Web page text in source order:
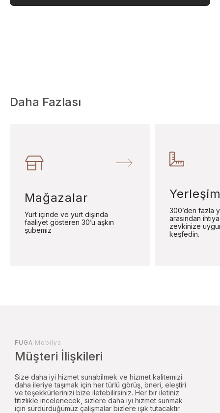
Daha Fazlası
Mağazalar
Yurt içinde ve yurt dışında
faaliyet gösteren 30’u aşkın
şubemiz
300’den fazla
arasından
zevkinize
keşfedin.
FUGA Mobilya
Müşteri İlişkileri
Size daha iyi hizmet sunabilmek ve hizmet kalitemizi
daha ileriye taşımak için her türlü görüş, öneri, eleştiri
ve teşekkürlerinizi bize iletebilirsiniz. Her bir iletiniz
titizlikle incelenecek, sizlere daha iyi hizmet sunmak
için sürdürdüğümüz çalışmalar bizlere ışık tutacaktır.